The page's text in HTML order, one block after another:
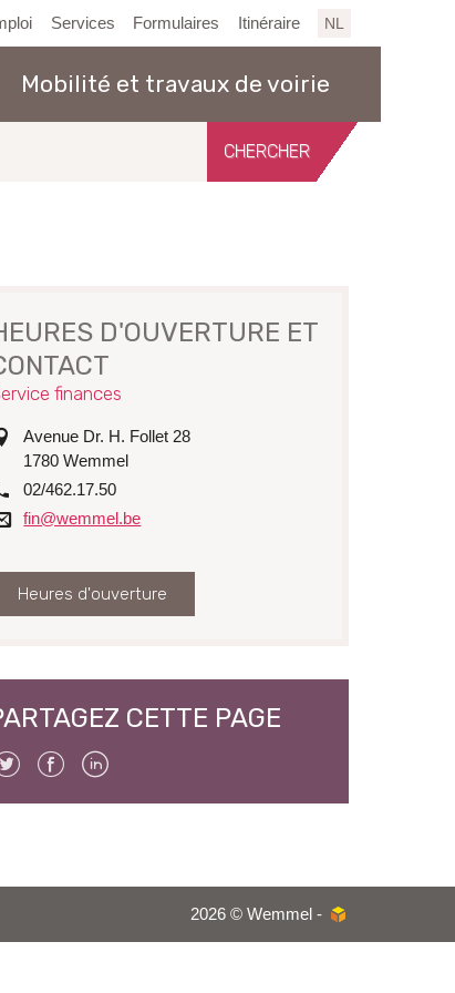
Services Formulaires Itinéraire NL
Mobilité et travaux de voirie
D'OUVERTURE ET
finances
Avenue Dr. H. Follet 28
1780Wemmel
02/462.17.50
fin@wemmel.be
Heures d'ouverture
CETTE PAGE
Twitter Facebook
2026 © Wemmel -